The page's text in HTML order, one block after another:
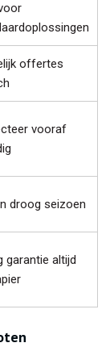
offertes
vooraf
droog seizoen
garantie altijd